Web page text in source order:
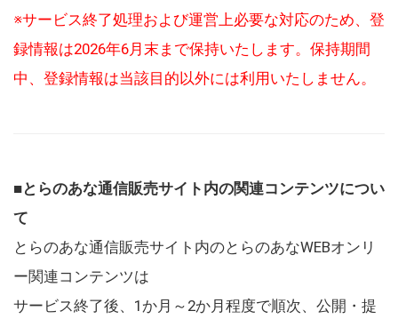
※サービス終了処理および運営上必要な対応のため、登
録情報は2026年6月末まで保持いたします。保持期間
中、登録情報は当該目的以外には利用いたしません。
■とらのあな通信販売サイト内の関連コンテンツについ
て
とらのあな通信販売サイト内のとらのあなWEBオンリ
ー関連コンテンツは
サービス終了後、1か月～2か月程度で順次、公開・提